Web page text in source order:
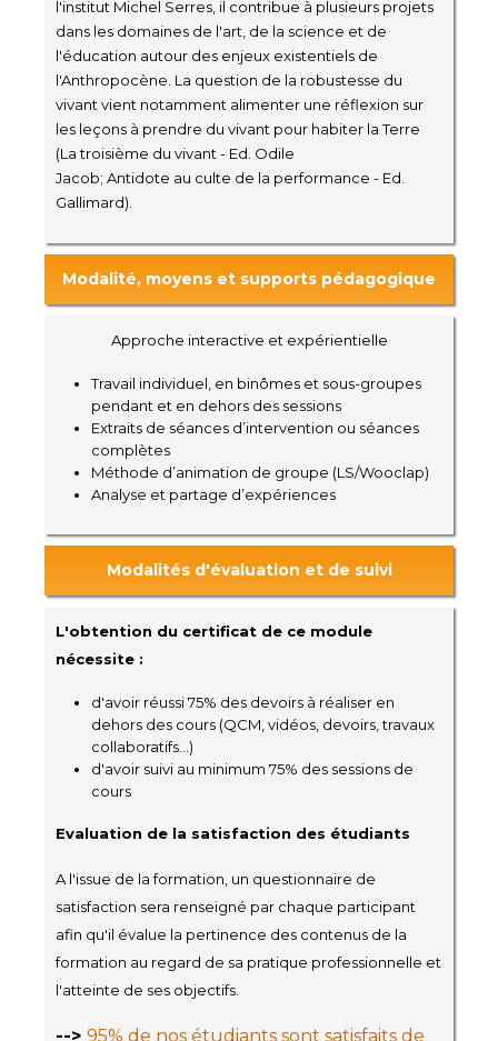
l'institut Michel Serres, il contribue à plusieurs projets
dans les domaines de l'art, de la science et de
l'éducation autour des enjeux existentiels de
l'Anthropocène. La question de la robustesse du
vivant vient notamment alimenter une réflexion sur
les leçons à prendre du vivant pour habiter la Terre
(La troisième du vivant - Ed. Odile
Jacob; Antidote au culte de la performance - Ed.
Gallimard).
Modalité, moyens et supports pédagogique
Approche interactive et expérientielle
Travail individuel, en binômes et sous-groupes
pendant et en dehors des sessions
Extraits de séances d’intervention ou séances
complètes
Méthode d’animation de groupe (LS/Wooclap)
Analyse et partage d’expériences
Modalités d'évaluation et de suivi
L'obtention du certificat de ce module
nécessite :
d'avoir réussi 75% des devoirs à réaliser en
dehors des cours (QCM, vidéos, devoirs, travaux
collaboratifs...)
d'avoir suivi au minimum 75% des sessions de
cours
Evaluation de la satisfaction des étudiants
A l'issue de la formation, un questionnaire de
satisfaction sera renseigné par chaque participant
afin qu'il évalue la pertinence des contenus de la
formation au regard de sa pratique professionnelle et
l'atteinte de ses objectifs.
--> 95% de nos étudiants sont satisfaits de